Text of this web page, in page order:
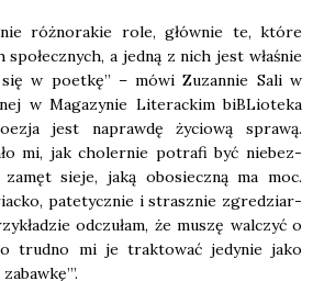
róż­no­ra­kie role, głów­nie te, któ­re
a jed­ną z nich jest wła­śnie
w poet­kę” – mówi Zuzan­nie Sali w
w Maga­zy­nie Lite­rac­kim biBLio­te­ka
jest napraw­dę życio­wą spra­wą.
mi, jak cho­ler­nie potra­fi być nie­bez­
sie­je, jaką obo­siecz­ną ma moc.
pate­tycz­nie i strasz­nie zgre­dziar­
odczu­łam, że muszę wal­czyć o
trud­no mi je trak­to­wać jedy­nie jako